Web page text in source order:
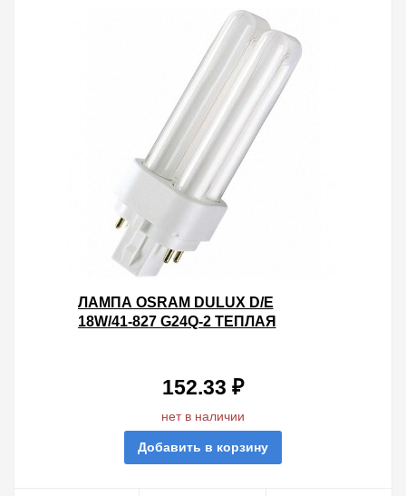
ЛАМПА OSRAM DULUX D/E
18W/41-827 G24Q-2 ТЕПЛАЯ
152.33 ₽
нет в наличии
Добавить в корзину